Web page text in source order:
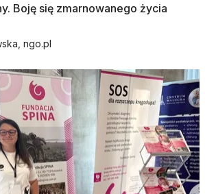
Boję się zmarnowanego życia
ngo.pl